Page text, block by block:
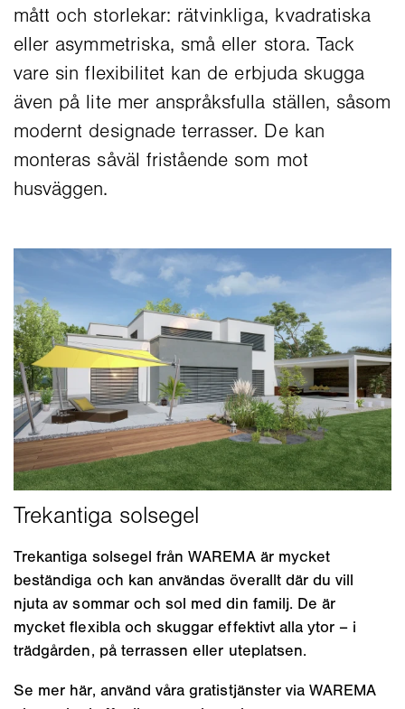
mått och storlekar: rätvinkliga, kvadratiska
eller asymmetriska, små eller stora. Tack
vare sin flexibilitet kan de erbjuda skugga
även på lite mer anspråksfulla ställen, såsom
modernt designade terrasser. De kan
monteras såväl fristående som mot
husväggen.
Trekantiga solsegel från WAREMA är mycket
beständiga och kan användas överallt där du vill
njuta av sommar och sol med din familj. De är
mycket flexibla och skuggar effektivt alla ytor – i
trädgården, på terrassen eller uteplatsen.
Se mer här, använd våra gratistjänster via WAREMA